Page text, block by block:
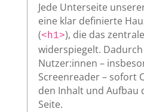
Jede Unterseite
eine klar definierte
(<h1>), die das
widerspiegelt.
Nutzer:innen –
Screenreader – sofort
den Inhalt und Aufbau
Seite.